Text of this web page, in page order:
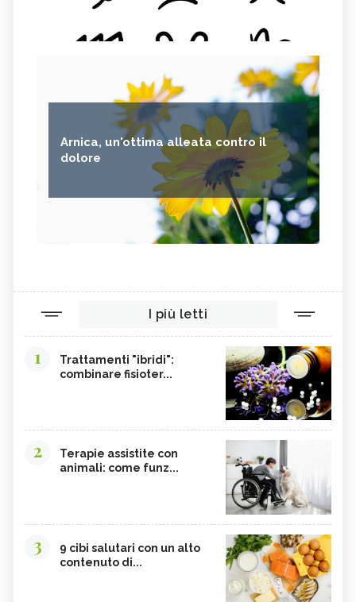
Arnica, un'ottima alleata contro il
dolore
I più letti
1
Trattamenti "ibridi":
combinare fisioter...
2
Terapie assistite con
animali: come funz...
3
9 cibi salutari con un alto
contenuto di...